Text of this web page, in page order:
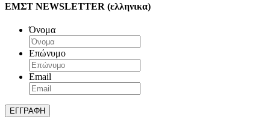
ΕΜΣΤ NEWSLETTER (ελληνικα)
Όνομα
Επώνυμο
Email